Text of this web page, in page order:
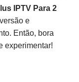
IPTV Para 2
e
Então, bora
experimentar!